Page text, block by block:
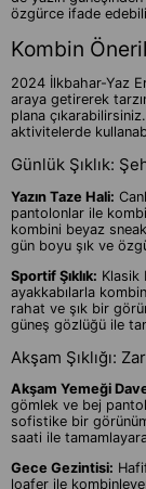
özgürce ifade
Kombin
2024 İlkbahar-Yaz
araya getirerek
plana
aktivitelerde
Günlük Şıklık:
Yazın Taze Hali:
pantolonlar ile
kombini beyaz
gün boyu şık ve
Sportif Şıklık:
ayakkabılarla
rahat ve şık bir
güneş gözlüğü ile
Akşam Şıklığı:
Akşam Yemeği
gömlek ve bej
sofistike bir
saati ile
Gece Gezintisi:
loafer ile